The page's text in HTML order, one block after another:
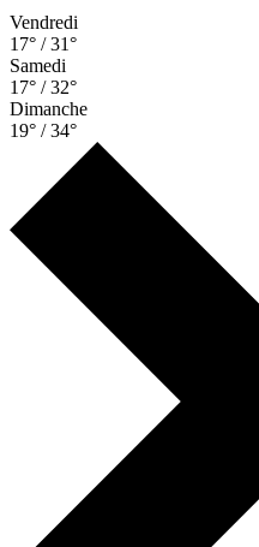
Vendredi
17° / 31°
Samedi
17° / 32°
Dimanche
19° / 34°